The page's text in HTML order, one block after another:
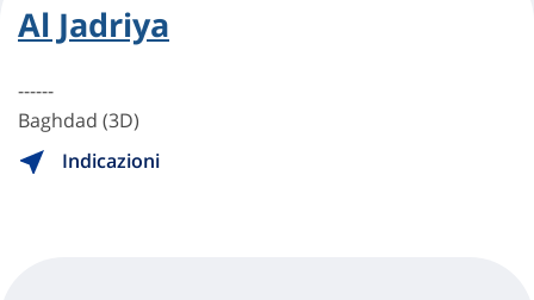
Al Jadriya
------
Baghdad (3D)
Indicazioni